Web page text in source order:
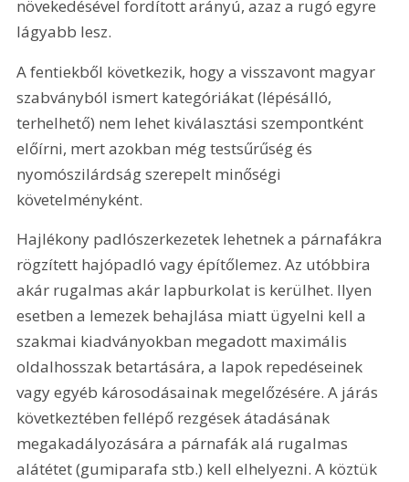
növekedésével fordított arányú, azaz a rugó egyre
lágyabb lesz.
A fentiekből következik, hogy a visszavont magyar
szabványból ismert kategóriákat (lépésálló,
terhelhető) nem lehet kiválasztási szempontként
előírni, mert azokban még testsűrűség és
nyomószilárdság szerepelt minőségi
követelményként.
Hajlékony padlószerkezetek lehetnek a párnafákra
rögzített hajópadló vagy építőlemez. Az utóbbira
akár rugalmas akár lapburkolat is kerülhet. Ilyen
esetben a lemezek behajlása miatt ügyelni kell a
szakmai kiadványokban megadott maximális
oldalhosszak betartására, a lapok repedéseinek
vagy egyéb károsodásainak megelőzésére. A járás
következtében fellépő rezgések átadásának
megakadályozására a párnafák alá rugalmas
alátétet (gumiparafa stb.) kell elhelyezni. A köztük